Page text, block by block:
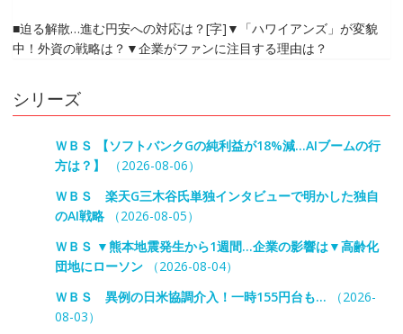
■迫る解散…進む円安への対応は？[字]▼「ハワイアンズ」が変貌
中！外資の戦略は？▼企業がファンに注目する理由は？
シリーズ
ＷＢＳ 【ソフトバンクGの純利益が18%減…AIブームの行
方は？】
（2026-08-06）
ＷＢＳ 楽天G三木谷氏単独インタビューで明かした独自
のAI戦略（2026-08-05）
ＷＢＳ ▼熊本地震発生から1週間…企業の影響は▼高齢化
団地にローソン（2026-08-04）
ＷＢＳ 異例の日米協調介入！一時155円台も… （2026-
08-03）